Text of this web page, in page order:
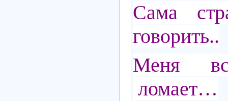
Сама
говорить..
Меня
ломает…